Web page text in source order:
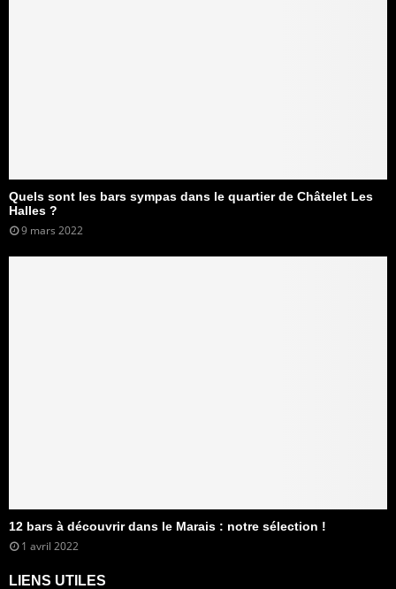
Quels sont les bars sympas dans le quartier de Châtelet Les
Halles ?
9 mars 2022
12 bars à découvrir dans le Marais : notre sélection !
1 avril 2022
LIENS UTILES